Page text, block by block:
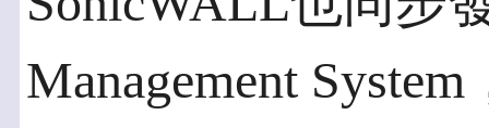
Management